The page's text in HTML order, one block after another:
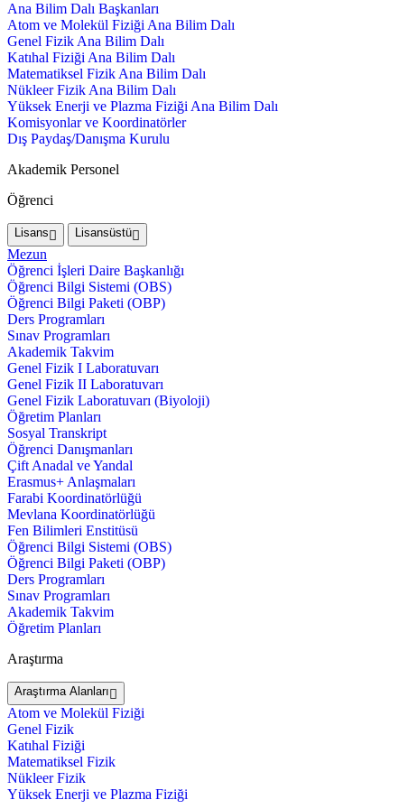
Ana Bilim Dalı Başkanları
Atom ve Molekül Fiziği Ana Bilim Dalı
Genel Fizik Ana Bilim Dalı
Katıhal Fiziği Ana Bilim Dalı
Matematiksel Fizik Ana Bilim Dalı
Nükleer Fizik Ana Bilim Dalı
Yüksek Enerji ve Plazma Fiziği Ana Bilim Dalı
Komisyonlar ve Koordinatörler
Dış Paydaş/Danışma Kurulu
Akademik Personel
Öğrenci
Lisans Lisansüstü
Mezun
Öğrenci İşleri Daire Başkanlığı
Öğrenci Bilgi Sistemi (OBS)
Öğrenci Bilgi Paketi (OBP)
Ders Programları
Sınav Programları
Akademik Takvim
Genel Fizik I Laboratuvarı
Genel Fizik II Laboratuvarı
Genel Fizik Laboratuvarı (Biyoloji)
Öğretim Planları
Sosyal Transkript
Öğrenci Danışmanları
Çift Anadal ve Yandal
Erasmus+ Anlaşmaları
Farabi Koordinatörlüğü
Mevlana Koordinatörlüğü
Fen Bilimleri Enstitüsü
Öğrenci Bilgi Sistemi (OBS)
Öğrenci Bilgi Paketi (OBP)
Ders Programları
Sınav Programları
Akademik Takvim
Öğretim Planları
Araştırma
Araştırma Alanları
Atom ve Molekül Fiziği
Genel Fizik
Katıhal Fiziği
Matematiksel Fizik
Nükleer Fizik
Yüksek Enerji ve Plazma Fiziği